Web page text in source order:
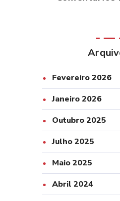
Fevereiro 2026
Janeiro 2026
Outubro 2025
Julho 2025
Maio 2025
Abril 2024